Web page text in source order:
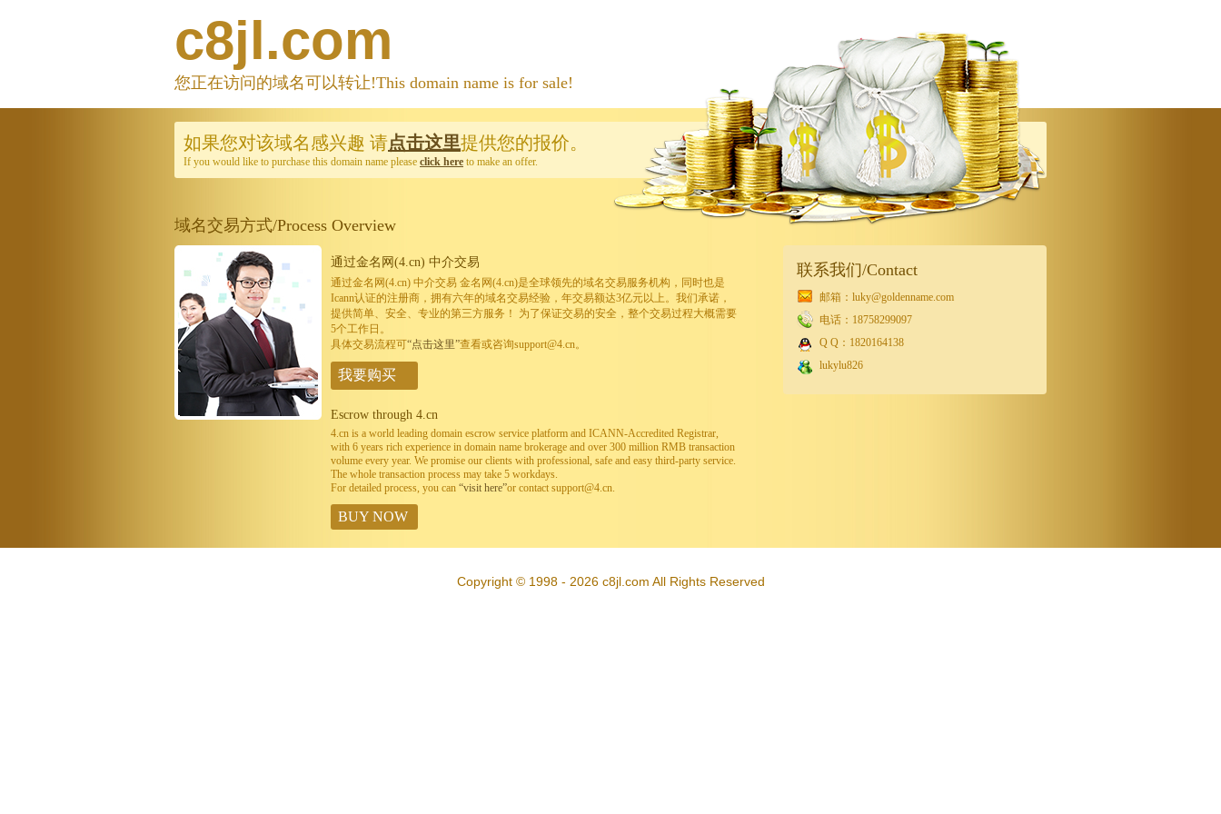
c8jl.com
您正在访问的域名可以转让!This domain name is for sale!
如果您对该域名感兴趣 请点击这里提供您的报价。
If you would like to purchase this domain name please click here to make an offer.
域名交易方式/Process Overview
通过金名网(4.cn) 中介交易
通过金名网(4.cn) 中介交易 金名网(4.cn)是全球领先的域名交易服务机构，同时也是
Icann认证的注册商，拥有六年的域名交易经验，年交易额达3亿元以上。我们承诺，
提供简单、安全、专业的第三方服务！ 为了保证交易的安全，整个交易过程大概需要
5个工作日。
具体交易流程可“点击这里”查看或咨询support@4.cn。
我要购买
Escrow through 4.cn
4.cn is a world leading domain escrow service platform and ICANN-Accredited Registrar,
with 6 years rich experience in domain name brokerage and over 300 million RMB transaction
volume every year. We promise our clients with professional, safe and easy third-party service.
The whole transaction process may take 5 workdays.
For detailed process, you can “visit here”or contact support@4.cn.
BUY NOW
联系我们/Contact
邮箱：luky@goldenname.com
电话：18758299097
Q Q：1820164138
lukylu826
Copyright © 1998 - 2026 c8jl.com All Rights Reserved